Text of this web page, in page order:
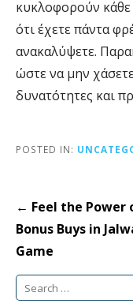
κυκλοφορούν κάθε
ότι έχετε πάντα
ανακαλύψετε.
ώστε να μην
δυνατότητες και
POSTED IN:
Post
navigation
← Feel the Power
Bonus Buys in
Game
Search